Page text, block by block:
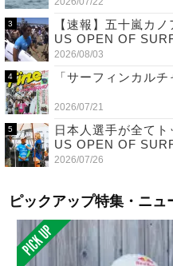
【速報】五十嵐カ
US OPEN OF
2026/08/03
「サーフィンカル
2026/07/21
日本人選手が全て
US OPEN OF
2026/07/26
ピックアップ特集・ニュ